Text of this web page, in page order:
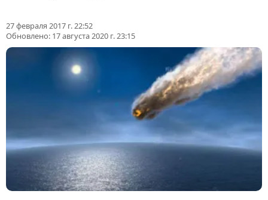
27 февраля 2017 г. 22:52
Обновлено: 17 августа 2020 г. 23:15